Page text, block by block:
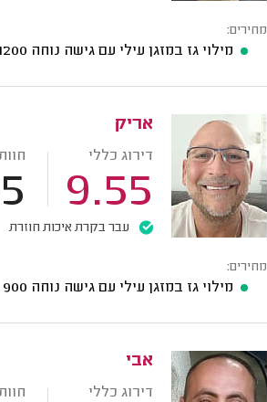
מחירים:
מילוי גז במזגן עילי עם גישה נוחה 1200 - 850
אריק
דירוג כללי
9.55
עבר בקרת איכות חוזרת
מחירים:
מילוי גז במזגן עילי עם גישה נוחה 900 - 550
אבי
דירוג כללי